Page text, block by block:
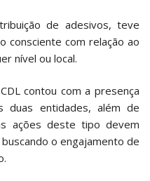
de adesivos, teve
consciente com relação ao
nível ou local.
contou com a presença
duas entidades, além de
ações deste tipo devem
o engajamento de